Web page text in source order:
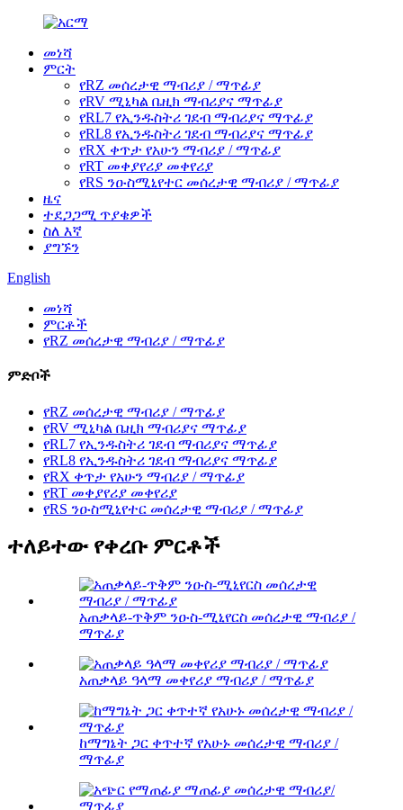
መነሻ
ምርት
የRZ መሰረታዊ ማብሪያ / ማጥፊያ
የRV ሚኒካል ቤዚክ ማብሪያና ማጥፊያ
የRL7 የኢንዱስትሪ ገደብ ማብሪያና ማጥፊያ
የRL8 የኢንዱስትሪ ገደብ ማብሪያና ማጥፊያ
የRX ቀጥታ የአሁን ማብሪያ / ማጥፊያ
የRT መቀያየሪያ መቀየሪያ
የRS ንዑስሚኒየተር መሰረታዊ ማብሪያ / ማጥፊያ
ዜና
ተደጋጋሚ ጥያቄዎች
ስለ እኛ
ያግኙን
English
መነሻ
ምርቶች
የRZ መሰረታዊ ማብሪያ / ማጥፊያ
ምድቦች
የRZ መሰረታዊ ማብሪያ / ማጥፊያ
የRV ሚኒካል ቤዚክ ማብሪያና ማጥፊያ
የRL7 የኢንዱስትሪ ገደብ ማብሪያና ማጥፊያ
የRL8 የኢንዱስትሪ ገደብ ማብሪያና ማጥፊያ
የRX ቀጥታ የአሁን ማብሪያ / ማጥፊያ
የRT መቀያየሪያ መቀየሪያ
የRS ንዑስሚኒየተር መሰረታዊ ማብሪያ / ማጥፊያ
ተለይተው የቀረቡ ምርቶች
አጠቃላይ-ጥቅም ንዑስ-ሚኒየርስ መሰረታዊ ማብሪያ /
ማጥፊያ
አጠቃላይ ዓላማ መቀየሪያ ማብሪያ / ማጥፊያ
ከማግኔት ጋር ቀጥተኛ የአሁኑ መሰረታዊ ማብሪያ /
ማጥፊያ